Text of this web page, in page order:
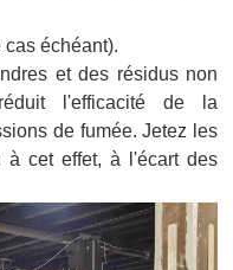
échéant).
et des résidus non
l'efficacité de la
de fumée. Jetez les
à cet effet, à l'écart des